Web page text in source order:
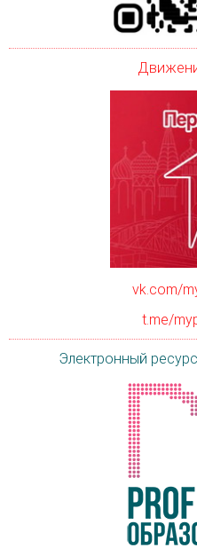
vk.com/
t.me/
Электронный ресурс